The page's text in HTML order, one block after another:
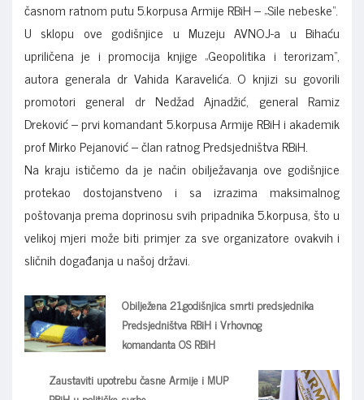
časnom ratnom putu 5.korpusa Armije RBiH – „Sile nebeske“.
U sklopu ove godišnjice u Muzeju AVNOJ-a u Bihaću
upriličena je i promocija knjige „Geopolitika i terorizam“,
autora generala dr Vahida Karavelića. O knjizi su govorili
promotori general dr Nedžad Ajnadžić, general Ramiz
Dreković – prvi komandant 5.korpusa Armije RBiH i akademik
prof Mirko Pejanović – član ratnog Predsjedništva RBiH.
Na kraju ističemo da je način obilježavanja ove godišnjice
protekao dostojanstveno i sa izrazima maksimalnog
poštovanja prema doprinosu svih pripadnika 5.korpusa, što u
velikoj mjeri može biti primjer za sve organizatore ovakvih i
sličnih događanja u našoj državi.
Obilježena 21.godišnjica smrti predsjednika
Predsjedništva RBiH i Vrhovnog
komandanta OS RBiH
Zaustaviti upotrebu časne Armije i MUP